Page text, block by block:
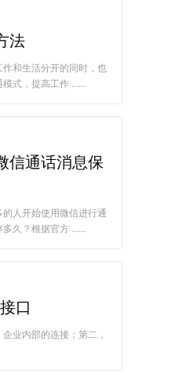
法
和生活分开的同时，也
式，提高工作 ......
信通话消息保
人开始使用微信进行通
久？根据官方 ......
口
业内部的连接；第二，